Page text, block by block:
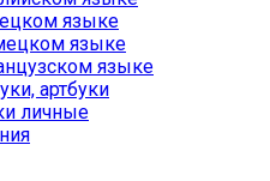
языке
языке
языке
артбуки
личные